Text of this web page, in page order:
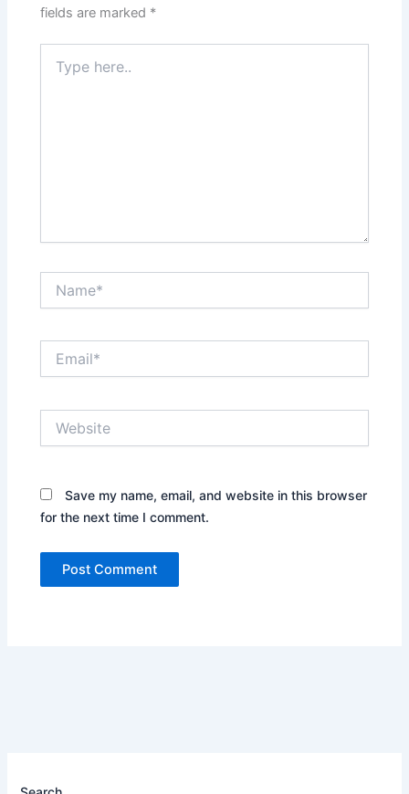
fields are marked *
here..
Save my name, email, and website in this browser
for the next time I comment.